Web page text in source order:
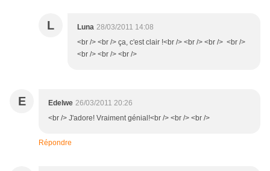
L Luna 28/03/2011 14:08
<br /> <br /> ça, c'est clair !<br /> <br /> <br /> <br />
<br /> <br /> <br />
E Edelwe 26/03/2011 20:26
<br /> J'adore! Vraiment génial!<br /> <br /> <br />
Répondre